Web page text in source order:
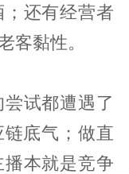
还有经营者
客黏性。
试都遭遇了
底气；做直
本就是竞争